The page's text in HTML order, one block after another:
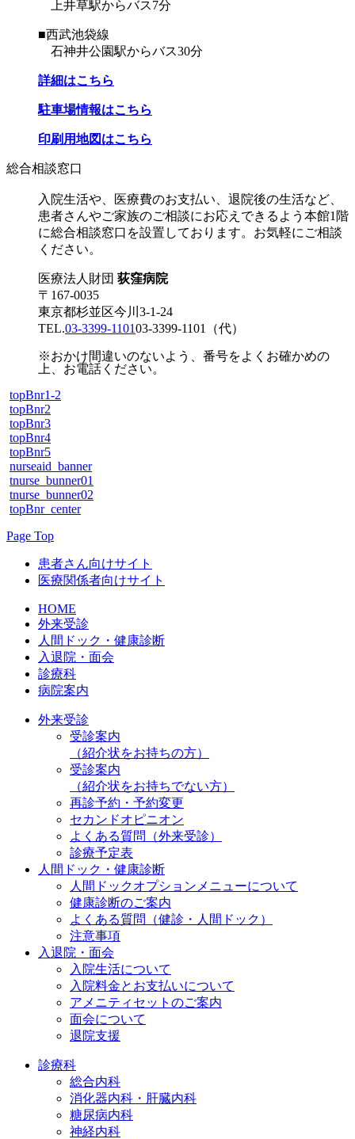
上井草駅からバス7分
■西武池袋線
石神井公園駅からバス30分
詳細はこちら
駐車場情報はこちら
印刷用地図はこちら
総合相談窓口
入院生活や、医療費のお支払い、退院後の生活など、
患者さんやご家族のご相談にお応えできるよう本館1階
に総合相談窓口を設置しております。お気軽にご相談
ください。
医療法人財団 荻窪病院
〒167-0035
東京都杉並区今川3-1-24
TEL.03-3399-110103-3399-1101 （代）
※おかけ間違いのないよう、番号をよくお確かめの
上、お電話ください。
topBnr1-2
topBnr2
topBnr3
topBnr4
topBnr5
nurseaid_banner
tnurse_bunner01
tnurse_bunner02
topBnr_center
Page Top
患者さん向けサイト
医療関係者向けサイト
HOME
外来受診
人間ドック・健康診断
入退院・面会
診療科
病院案内
外来受診
受診案内
（紹介状をお持ちの方）
受診案内
（紹介状をお持ちでない方）
再診予約・予約変更
セカンドオピニオン
よくある質問（外来受診）
診療予定表
人間ドック・健康診断
人間ドックオプションメニューについて
健康診断のご案内
よくある質問（健診・人間ドック）
注意事項
入退院・面会
入院生活について
入院料金とお支払いについて
アメニティセットのご案内
面会について
退院支援
診療科
総合内科
消化器内科・肝臓内科
糖尿病内科
神経内科